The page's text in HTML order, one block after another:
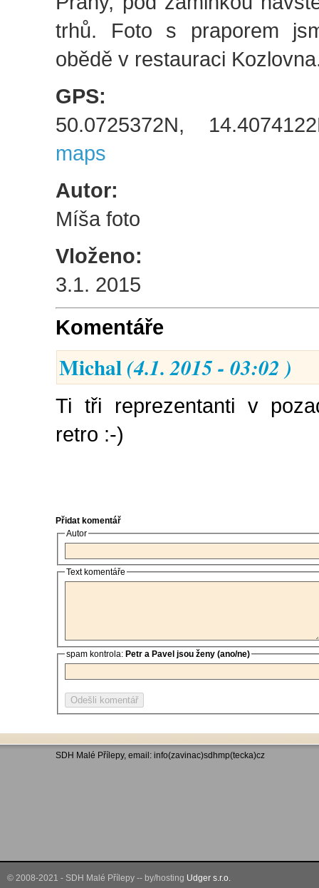
trhů. Foto s praporem
obědě v restauraci
GPS:
50.0725372N,
maps
Autor:
Míša foto
Vloženo:
3.1. 2015
Komentáře
Michal(4.1. 2015 - 03:02 )
Ti tři reprezentanti v
retro :-)
Přidat komentář
Autor
Text komentáře
spam kontrola:Petr a Pavel jsou ženy (ano/ne)
SDH Malé Přílepy, email: info(zavinac)sdhmp(tecka)cz
© 2008-2021 - SDH Malé Přílepy -- by/hosting Udger s.r.o.